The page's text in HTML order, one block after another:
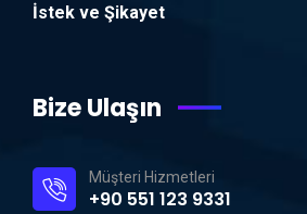
İstek ve Şikayet
Bize Ulaşın
Müşteri Hizmetleri
+90 551 123 9331